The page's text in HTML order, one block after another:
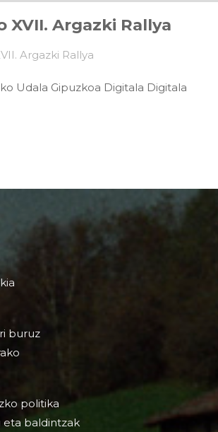
XVII. Argazki Rallya
Udala Gipuzkoa Digitala Digitala
buruz
politika
eta baldintzak